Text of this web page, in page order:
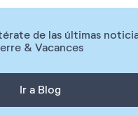
de las últimas
& Vacances
Ir a Blog